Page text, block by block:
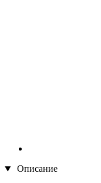
Описание